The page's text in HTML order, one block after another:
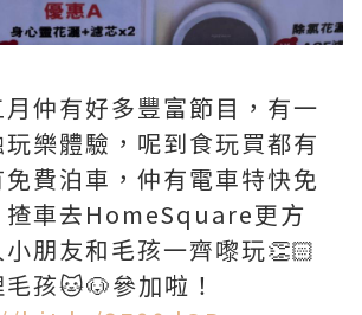
仲有好多豐富節目，有一
樂體驗，呢到食玩買都有
費泊車，仲有電車特快免
揸車去HomeSquare更方
朋友和毛孩一齊嚟玩👏🏻
孩🐱🐶參加啦！